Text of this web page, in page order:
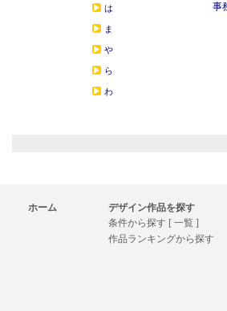
は
ま
や
ら
わ
事
ホーム
デザイン作品を探す
条件から探す [ 一覧 ]
作品ランキングから探す